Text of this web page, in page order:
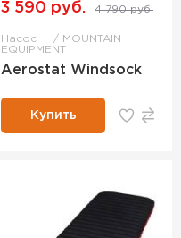
3 590 руб. 4 790 руб.
Насос
MOUNTAIN
EQUIPMENT
Aerostat Windsock
Купить